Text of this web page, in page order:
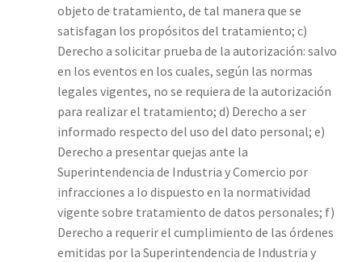
objeto de tratamiento, de tal manera que se
satisfagan los propósitos del tratamiento; c)
Derecho a solicitar prueba de la autorización: salvo
en los eventos en los cuales, según las normas
legales vigentes, no se requiera de la autorización
para realizar el tratamiento; d) Derecho a ser
informado respecto del uso del dato personal; e)
Derecho a presentar quejas ante la
Superintendencia de Industria y Comercio por
infracciones a Io dispuesto en la normatividad
vigente sobre tratamiento de datos personales; f)
Derecho a requerir el cumplimiento de las órdenes
emitidas por la Superintendencia de Industria y